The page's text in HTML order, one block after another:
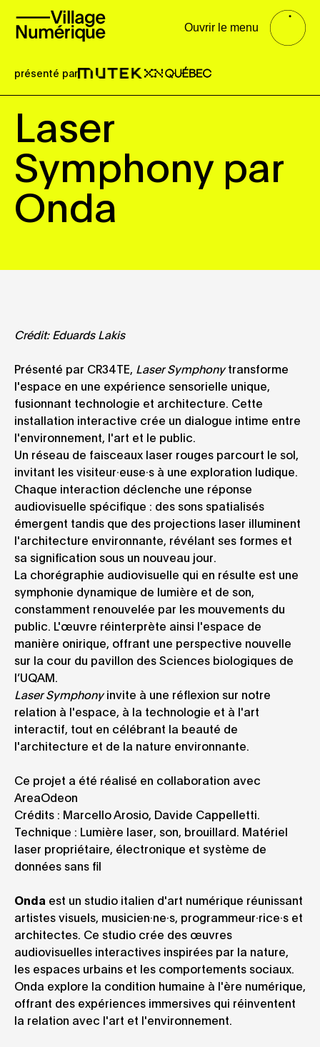
présenté par
Ouvrir le menu
Laser
Symphony par
Onda
Crédit: Eduards Lakis
Présenté par CR34TE, Laser Symphonytransforme
l'espace en une expérience sensorielle unique,
fusionnant technologie et architecture. Cette
installation interactive crée un dialogue intime entre
l'environnement, l'art et le public.
Un réseau de faisceaux laser rouges parcourt le sol,
invitant les visiteur·euse·s à une exploration ludique.
Chaque interaction déclenche une réponse
audiovisuelle spécifique : des sons spatialisés
émergent tandis que des projections laser illuminent
l'architecture environnante, révélant ses formes et
sa signification sous un nouveau jour.
La chorégraphie audiovisuelle qui en résulte est une
symphonie dynamique de lumière et de son,
constamment renouvelée par les mouvements du
public. L'œuvre réinterprète ainsi l'espace de
manière onirique, offrant une perspective nouvelle
sur la cour du pavillon des Sciences biologiques de
l’UQAM.
Laser Symphonyinvite à une réflexion sur notre
relation à l'espace, à la technologie et à l'art
interactif, tout en célébrant la beauté de
l'architecture et de la nature environnante.
Ce projet a été réalisé en collaboration avec
AreaOdeon
Crédits : Marcello Arosio, Davide Cappelletti.
Technique : Lumière laser, son, brouillard. Matériel
laser propriétaire, électronique et système de
données sans fil
Onda est un studio italien d'art numérique réunissant
artistes visuels, musicien·ne·s, programmeur·rice·s et
architectes. Ce studio crée des œuvres
audiovisuelles interactives inspirées par la nature,
les espaces urbains et les comportements sociaux.
Onda explore la condition humaine à l'ère numérique,
offrant des expériences immersives qui réinventent
la relation avec l'art et l'environnement.